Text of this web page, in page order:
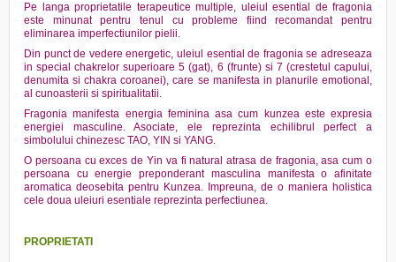
Pe langa proprietatile terapeutice multiple, uleiul esential de fragonia
este minunat pentru tenul cu probleme fiind recomandat pentru
eliminarea imperfectiunilor pielii.
Din punct de vedere energetic, uleiul esential de fragonia se adreseaza
in special chakrelor superioare 5 (gat), 6 (frunte) si 7 (crestetul capului,
denumita si chakra coroanei), care se manifesta in planurile emotional,
al cunoasterii si spiritualitatii.
Fragonia manifesta energia feminina asa cum kunzea este expresia
energiei masculine. Asociate, ele reprezinta echilibrul perfect a
simbolului chinezesc TAO, YIN si YANG.
O persoana cu exces de Yin va fi natural atrasa de fragonia, asa cum o
persoana cu energie preponderant masculina manifesta o afinitate
aromatica deosebita pentru Kunzea. Impreuna, de o maniera holistica
cele doua uleiuri esentiale reprezinta perfectiunea.
PROPRIETATI